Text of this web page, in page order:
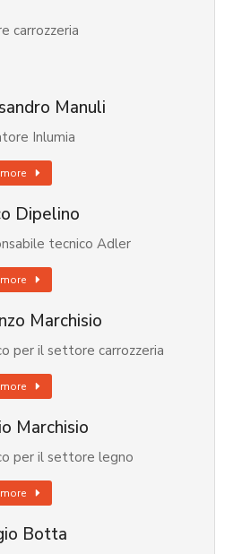
carrozzeria
Manuli
Inlumia
Dipelino
tecnico Adler
Marchisio
per il settore carrozzeria
Marchisio
per il settore legno
Botta